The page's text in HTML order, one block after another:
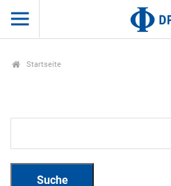
Startseite